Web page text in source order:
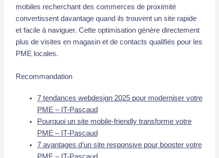
mobiles recherchant des commerces de proximité
convertissent davantage quand ils trouvent un site rapide
et facile à naviguer. Cette optimisation génère directement
plus de visites en magasin et de contacts qualifiés pour les
PME locales.
Recommandation
7 tendances webdesign 2025 pour moderniser votre
PME – IT-Pascaud
Pourquoi un site mobile-friendly transforme votre
PME – IT-Pascaud
7 avantages d’un site responsive pour booster votre